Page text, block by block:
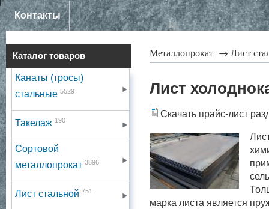
Контакты
Каталог товаров
Канаты (тросы)
стальные 5529
Такелаж 190
Сортовой
металлопрокат 3896
Лист стальной 751
Металлопрокат → Лист
Лист
Скачать прайс-лист
марка листа является